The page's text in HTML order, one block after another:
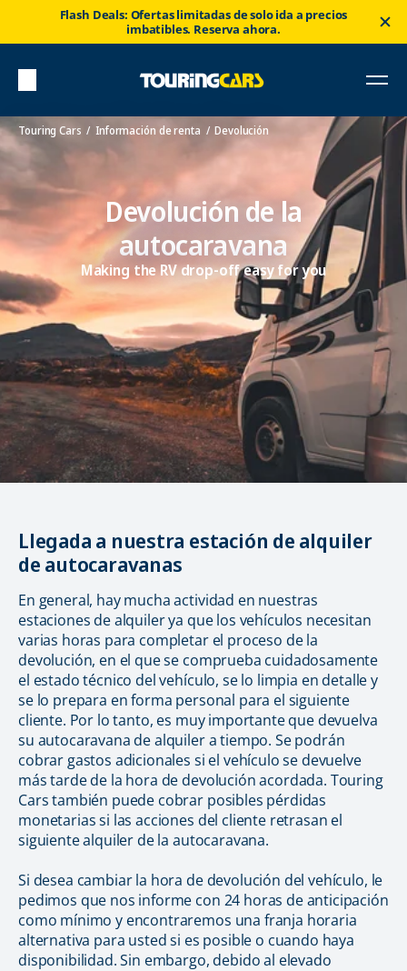
Flash Deals: Ofertas limitadas de solo ida a precios
imbatibles. Reserva ahora.
Touring Cars Información de renta Devolución
Devolución de la
autocaravana
Making the RV drop-off easy for you
Llegada a nuestra estación de alquiler
de autocaravanas
En general, hay mucha actividad en nuestras
estaciones de alquiler ya que los vehículos necesitan
varias horas para completar el proceso de la
devolución, en el que se comprueba cuidadosamente
el estado técnico del vehículo, se lo limpia en detalle y
se lo prepara en forma personal para el siguiente
cliente. Por lo tanto, es muy importante que devuelva
su autocaravana de alquiler a tiempo. Se podrán
cobrar gastos adicionales si el vehículo se devuelve
más tarde de la hora de devolución acordada. Touring
Cars también puede cobrar posibles pérdidas
monetarias si las acciones del cliente retrasan el
siguiente alquiler de la autocaravana.
Si desea cambiar la hora de devolución del vehículo, le
pedimos que nos informe con 24 horas de anticipación
como mínimo y encontraremos una franja horaria
alternativa para usted si es posible o cuando haya
disponibilidad. Sin embargo, debido al elevado